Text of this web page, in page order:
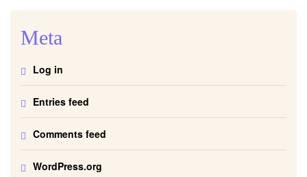
Meta
Log in
Entries feed
Comments feed
WordPress.org